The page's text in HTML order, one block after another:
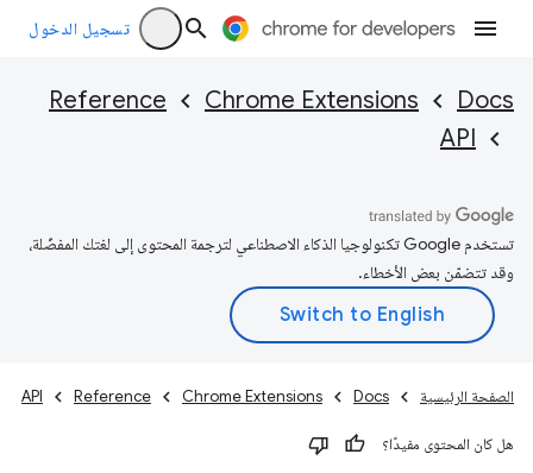
تسجيل الدخول
Docs
Chrome Extensions
Reference
API
تستخدم Google تكنولوجيا الذكاء الاصطناعي لترجمة المحتوى إلى لغتك المفضّلة،
وقد تتضمّن بعض الأخطاء.
الصفحة الرئيسية Docs
Chrome Extensions
Reference
API
هل كان المحتوى مفيدًا؟